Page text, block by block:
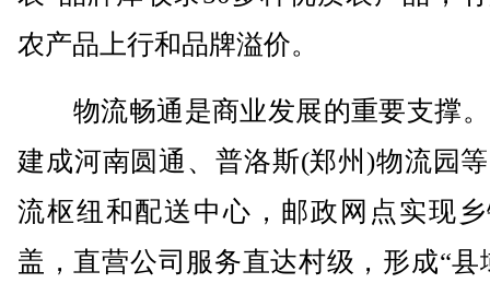
农产品上行和品牌溢价。
物流畅通是商业发展的重要支撑
建成河南圆通、普洛斯(郑州)物流园
流枢纽和配送中心，邮政网点实现
盖，直营公司服务直达村级，形成“县